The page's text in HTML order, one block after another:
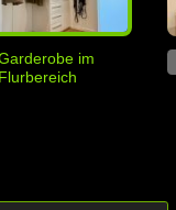
im
Flurbereich